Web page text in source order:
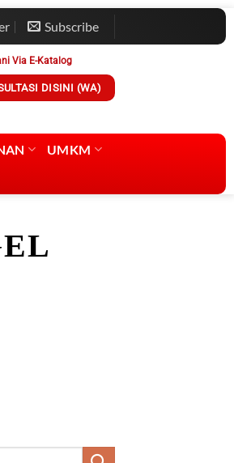
Subscribe
Via E-Katalog
DISINI (WA)
UMKM